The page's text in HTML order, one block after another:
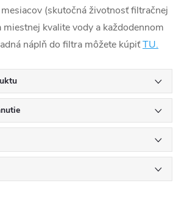
(skutočná životnosť filtračnej
kvalite vody a každodennom
náplň do filtra môžete kúpiťTU.